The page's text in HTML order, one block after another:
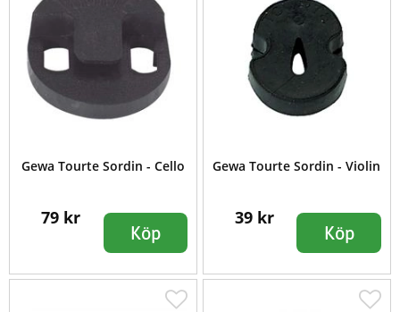
Gewa Tourte Sordin - Cello
79 kr
Köp
Gewa Tourte Sordin - Violin
39 kr
Köp